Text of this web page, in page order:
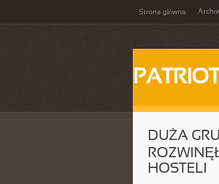
Strona główna
DUŻA
HOSTELI